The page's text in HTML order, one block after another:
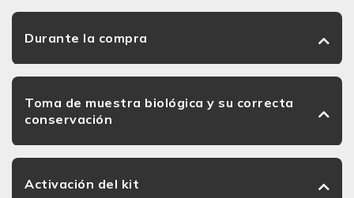
Durante la compra
Toma de muestra biológica y su correcta
conservación
Activación del kit